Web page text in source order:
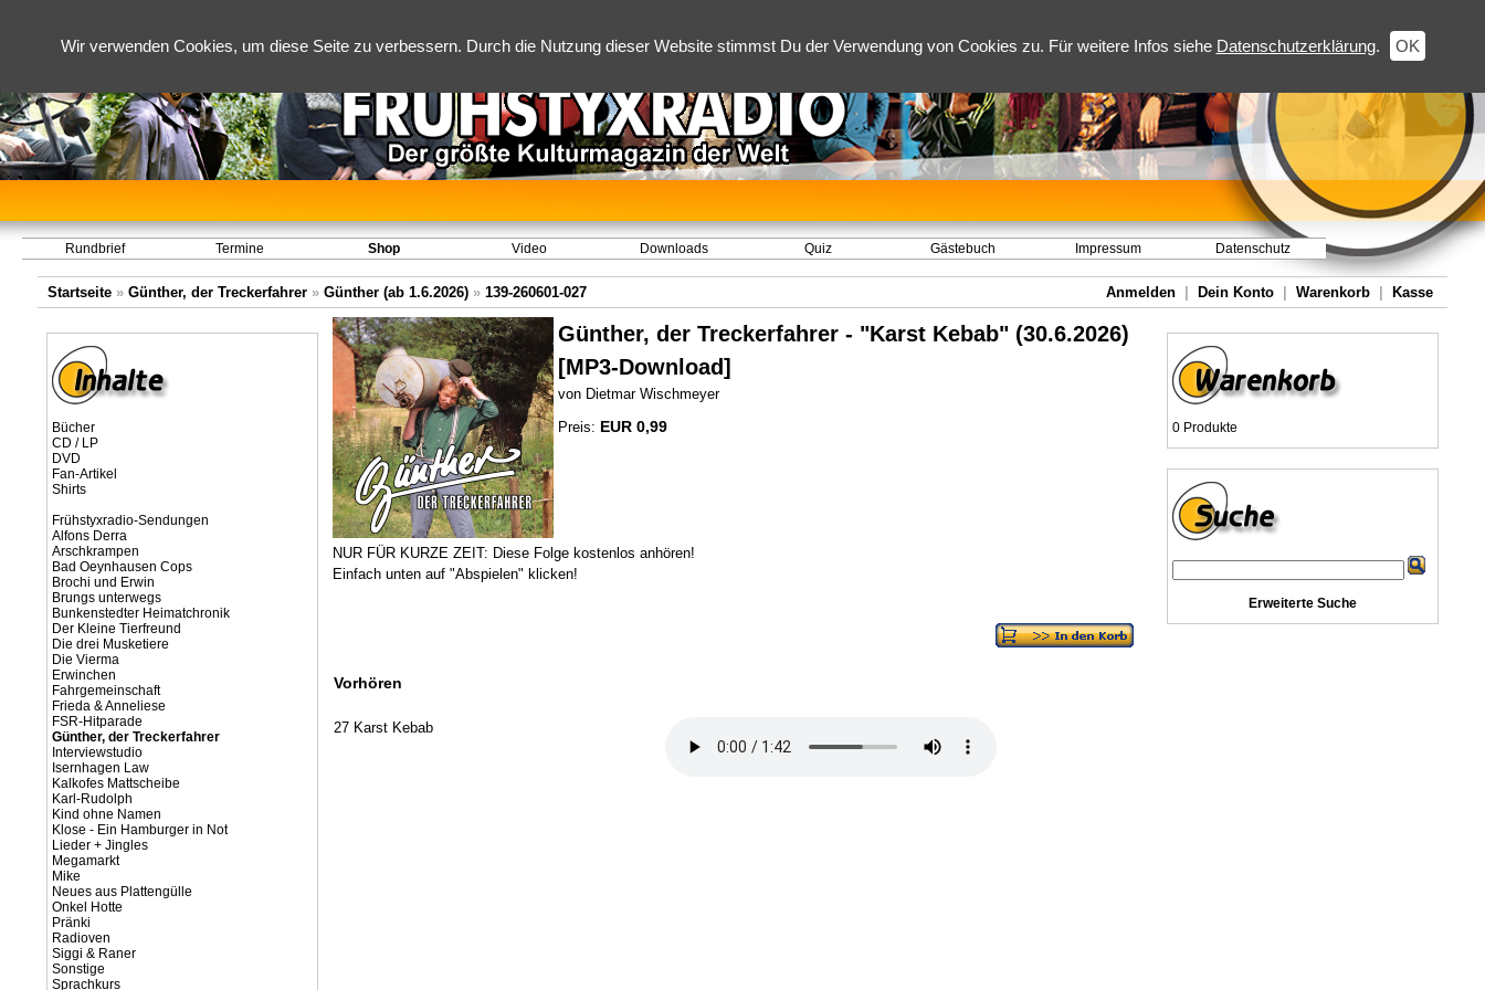
Wir verwenden Cookies, um diese Seite zu verbessern. Durch die Nutzung dieser Website stimmst Du der Verwendung von Cookies zu. Für weitere Infos siehe Datenschutzerklärung. OK
Rundbrief Termine Shop Video Downloads Quiz Gästebuch Impressum Datenschutz
Startseite » Günther, der Treckerfahrer » Günther (ab 1.6.2026) » 139-260601-027 Anmelden Dein Konto Warenkorb Kasse
Bücher
CD / LP
DVD
Fan-Artikel
Shirts
Frühstyxradio-Sendungen
Alfons Derra
Arschkrampen
Bad Oeynhausen Cops
Brochi und Erwin
Brungs unterwegs
Bunkenstedter Heimatchronik
Der Kleine Tierfreund
Die drei Musketiere
Die Vierma
Erwinchen
Fahrgemeinschaft
Frieda & Anneliese
FSR-Hitparade
Günther, der Treckerfahrer
Interviewstudio
Isernhagen Law
Kalkofes Mattscheibe
Karl-Rudolph
Kind ohne Namen
Klose - Ein Hamburger in Not
Lieder + Jingles
Megamarkt
Mike
Neues aus Plattengülle
Onkel Hotte
Pränki
Radioven
Siggi & Raner
Sonstige
Sprachkurs
Günther, der Treckerfahrer - "Karst Kebab" (30.6.2026)
[MP3-Download]
von Dietmar Wischmeyer
Preis: EUR 0,99
NUR FÜR KURZE ZEIT: Diese Folge kostenlos anhören!
Einfach unten auf "Abspielen" klicken!
Vorhören
27 Karst Kebab
0 Produkte
Erweiterte Suche